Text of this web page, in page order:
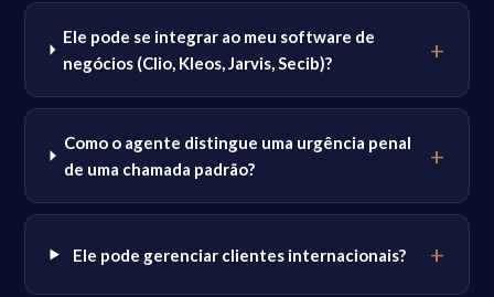
Ele pode se integrar ao meu software de
negócios (Clio, Kleos, Jarvis, Secib)?
Como o agente distingue uma urgência penal
de uma chamada padrão?
Ele pode gerenciar clientes internacionais?